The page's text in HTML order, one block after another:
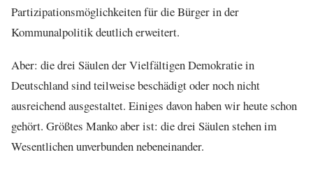
Partizipationsmöglichkeiten für die Bürger in der
Kommunalpolitik deutlich erweitert.
Aber: die drei Säulen der Vielfältigen Demokratie in
Deutschland sind teilweise beschädigt oder noch nicht
ausreichend ausgestaltet. Einiges davon haben wir heute schon
gehört. Größtes Manko aber ist: die drei Säulen stehen im
Wesentlichen unverbunden nebeneinander.